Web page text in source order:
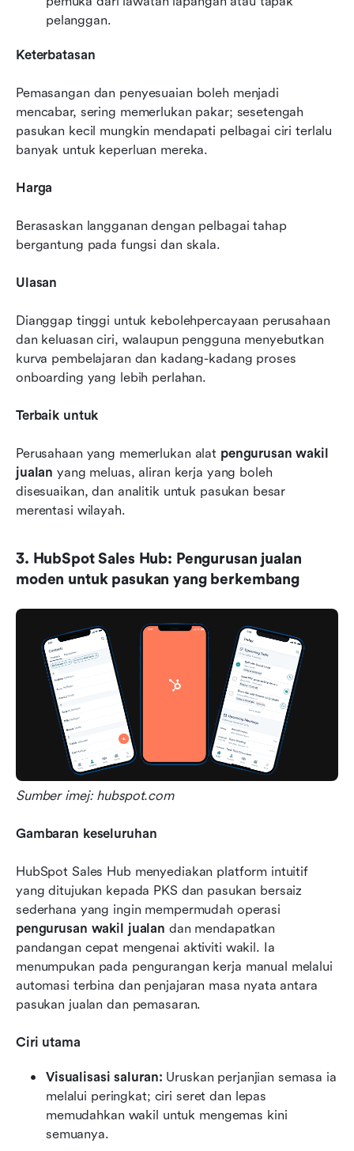
pelanggan.
Keterbatasan
Pemasangan dan penyesuaian boleh menjadi
mencabar, sering memerlukan pakar; sesetengah
pasukan kecil mungkin mendapati pelbagai ciri terlalu
banyak untuk keperluan mereka.
Harga
Berasaskan langganan dengan pelbagai tahap
bergantung pada fungsi dan skala.
Ulasan
Dianggap tinggi untuk kebolehpercayaan perusahaan
dan keluasan ciri, walaupun pengguna menyebutkan
kurva pembelajaran dan kadang-kadang proses
onboarding yang lebih perlahan.
Terbaik untuk
Perusahaan yang memerlukan alat pengurusan wakil
jualan yang meluas, aliran kerja yang boleh
disesuaikan, dan analitik untuk pasukan besar
merentasi wilayah.
3. HubSpot Sales Hub: Pengurusan jualan
moden untuk pasukan yang berkembang
Sumber imej: hubspot.com
Gambaran keseluruhan
HubSpot Sales Hub menyediakan platform intuitif
yang ditujukan kepada PKS dan pasukan bersaiz
pengurusan wakil jualan dan mendapatkan
pandangan cepat mengenai aktiviti wakil. Ia
menumpukan pada pengurangan kerja manual melalui
automasi terbina dan penjajaran masa nyata antara
pasukan jualan dan pemasaran.
Ciri utama
Visualisasi saluran: Uruskan perjanjian semasa ia
melalui peringkat; ciri seret dan lepas
memudahkan wakil untuk mengemas kini
semuanya.